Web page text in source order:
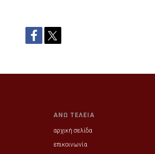
ΑΝΩ ΤΕΛΕΙΑ
αρχική σελίδα
επικοινωνία